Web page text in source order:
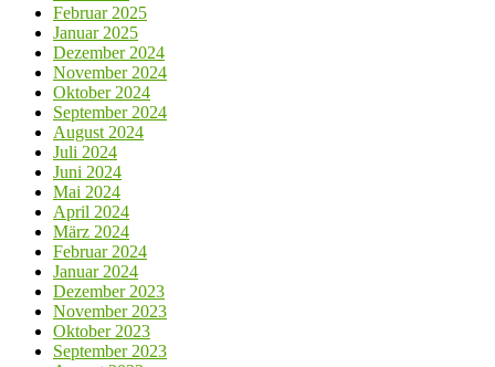
Februar 2025
Januar 2025
Dezember 2024
November 2024
Oktober 2024
September 2024
August 2024
Juli 2024
Juni 2024
Mai 2024
April 2024
März 2024
Februar 2024
Januar 2024
Dezember 2023
November 2023
Oktober 2023
September 2023